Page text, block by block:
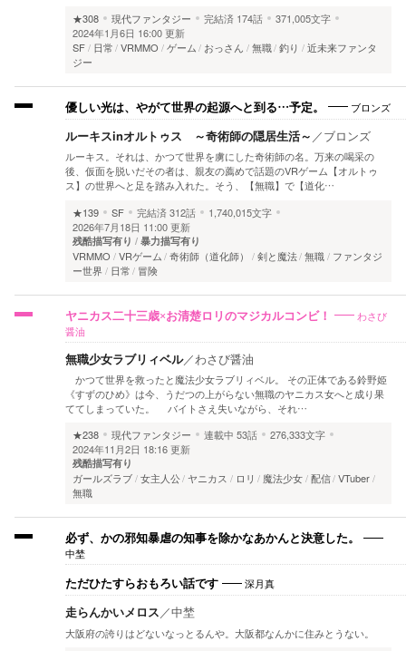
★308
現代ファンタジー 完結済 174話
371,005文字
2024年1月6日 16:00 更新
SF
日常 VRMMO ゲーム おっさん 無職 釣り
近未来ファンタ
ジー
優しい光は、やがて世界の起源へと到る…予定。 ブロンズ
ルーキスinオルトゥス ～奇術師の隠居生活～ ／ブロンズ
ルーキス。それは、かつて世界を虜にした奇術師の名。万来の喝采の
後、仮面を脱いだその者は、親友の薦めで話題のVRゲーム【オルトゥ
ス】の世界へと足を踏み入れた。そう、【無職】で【道化…
★139
SF 完結済312話
1,740,015文字
2026年7月18日 11:00 更新
残酷描写有り 暴力描写有り
VRMMO VRゲーム 奇術師（道化師） 剣と魔法 無職
ファンタジ
ー世界
日常 冒険
ヤニカス二十三歳×お清楚ロリのマジカルコンビ！
わさび
醤油
無職少女ラブリィベル／わさび醤油
かつて世界を救ったと魔法少女ラブリィベル。 その正体である鈴野姫
《すずのひめ》は今、うだつの上がらない無職のヤニカス女へと成り果
ててしまっていた。 バイトさえ失いながら、それ…
★238
現代ファンタジー 連載中 53話
276,333文字
2024年11月2日 18:16 更新
残酷描写有り
ガールズラブ 女主人公 ヤニカス ロリ 魔法少女 配信 VTuber
無職
必ず、かの邪知暴虐の知事を除かなあかんと決意した。
中埜
ただひたすらおもろい話です 深月真
走らんかいメロス／中埜
大阪府の誇りはどないなっとるんや。大阪都なんかに住みとうない。